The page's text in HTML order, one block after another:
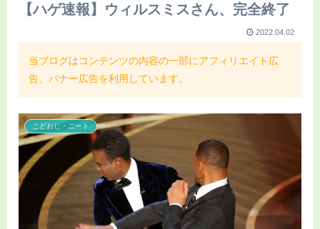
【ハゲ速報】ウィルスミスさん、完全終了
2022.04.02
当ブログはコンテンツの内容の一部にアフィリエイト広
告、バナー広告を利用しています。
こどおじ・ニート